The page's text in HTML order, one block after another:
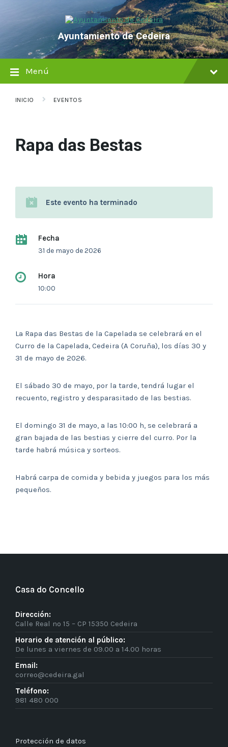
contenido
Ayuntamiento de Cedeira
Menú
INICIO EVENTOS
Rapa das Bestas
Este evento ha terminado
Fecha
31 de mayo de 2026
Hora
10:00
La Rapa das Bestas de la Capelada se celebrará en el
Curro de la Capelada, Cedeira (A Coruña), los días 30 y
31 de mayo de 2026.
El sábado 30 de mayo, por la tarde, tendrá lugar el
recuento, registro y desparasitado de las bestias.
El domingo 31 de mayo, a las 10:00 h, se celebrará a
gran bajada de las bestias y cierre del curro. Por la
tarde habrá música y sorteos.
Habrá carpa de comida y bebida y juegos para los más
pequeños.
Casa do Concello
Dirección:
Calle Real nº 15 – CP 15350 Cedeira
Horario de atención al público:
De lunes a viernes de 09.00 a 14.00 horas
Email:
correo@cedeira.gal
Teléfono:
981 480 000
Protección de datos